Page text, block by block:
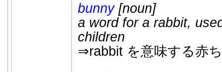
bunny[noun]
a word for a rabbit,
children
⇒rabbit を意味する赤